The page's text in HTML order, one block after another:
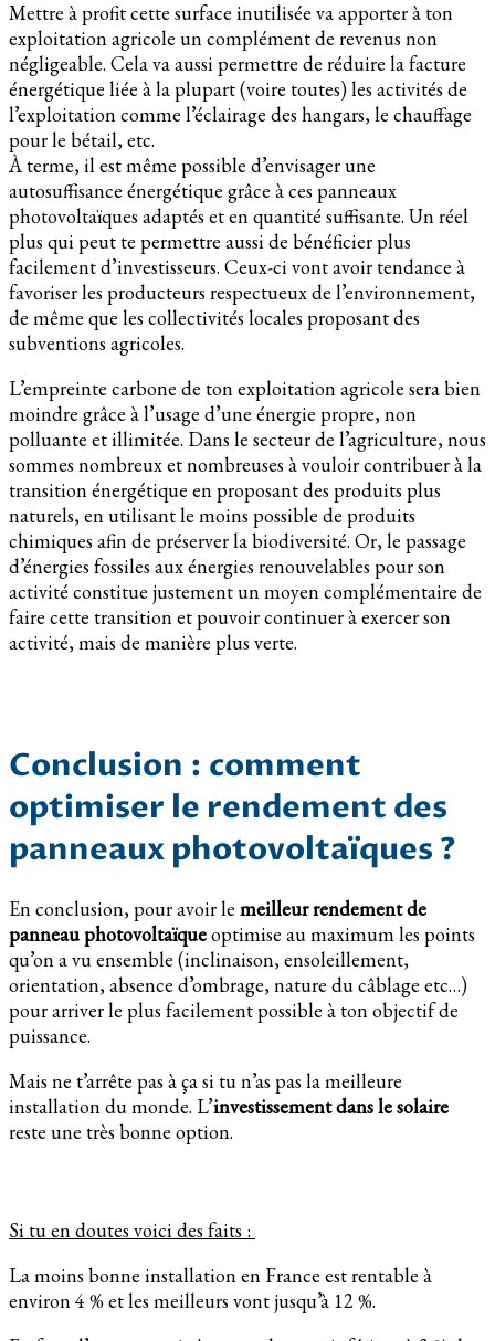
Mettre à profit cette surface inutilisée va apporter à ton
exploitation agricole un complément de revenus non
négligeable. Cela va aussi permettre de réduire la facture
énergétique liée à la plupart (voire toutes) les activités de
l’exploitation comme l’éclairage des hangars, le chauffage
pour le bétail, etc.
À terme, il est même possible d’envisager une
autosuffisance énergétique grâce à ces panneaux
photovoltaïques adaptés et en quantité suffisante. Un réel
plus qui peut te permettre aussi de bénéficier plus
facilement d’investisseurs. Ceux-ci vont avoir tendance à
favoriser les producteurs respectueux de l’environnement,
de même que les collectivités locales proposant des
subventions agricoles.
L’empreinte carbone de ton exploitation agricole sera bien
moindre grâce à l’usage d’une énergie propre, non
polluante et illimitée. Dans le secteur de l’agriculture, nous
sommes nombreux et nombreuses à vouloir contribuer à la
transition énergétique en proposant des produits plus
naturels, en utilisant le moins possible de produits
chimiques afin de préserver la biodiversité. Or, le passage
d’énergies fossiles aux énergies renouvelables pour son
activité constitue justement un moyen complémentaire de
faire cette transition et pouvoir continuer à exercer son
activité, mais de manière plus verte.
Conclusion : comment
optimiser le rendement des
panneaux photovoltaïques ?
En conclusion, pour avoir le meilleur rendement de
panneau photovoltaïqueoptimise au maximum les points
qu’on a vu ensemble (inclinaison, ensoleillement,
orientation, absence d’ombrage, nature du câblage etc…)
pour arriver le plus facilement possible à ton objectif de
puissance.
Mais ne t’arrête pas à ça si tu n’as pas la meilleure
installation du monde. L’investissement dans le solaire
reste une très bonne option.
Si tu en doutes voici des faits :
La moins bonne installation en France est rentable à
environ 4 % et les meilleurs vont jusqu’à 12 %.